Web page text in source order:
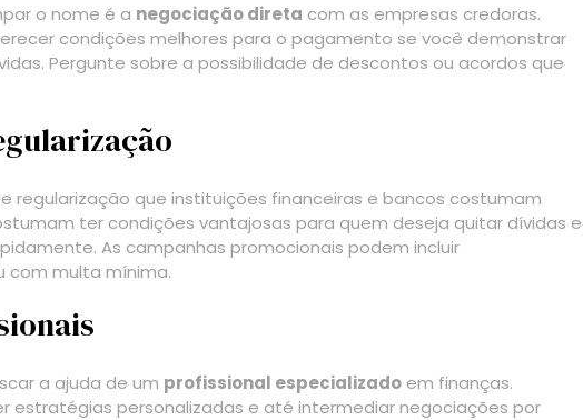
o nome é a negociação direta com as empresas credoras.
condições melhores para o pagamento se você demonstrar
Pergunte sobre a possibilidade de descontos ou acordos que
regularização que instituições financeiras e bancos costumam
ter condições vantajosas para quem deseja quitar dívidas e
As campanhas promocionais podem incluir
com multa mínima.
a ajuda de um profissional especializado em finanças.
estratégias personalizadas e até intermediar negociações por